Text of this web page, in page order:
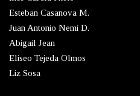
Esteban Casanova M.
Juan Antonio Nemi D.
Abigail Jean
Eliseo Tejeda Olmos
Liz Sosa